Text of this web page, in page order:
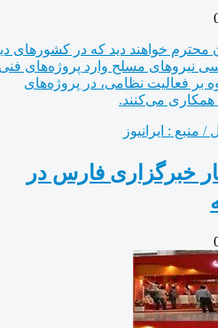
خواهند دید که در کشورهای دیگر
مسلح وارد پروژه‌های فنی -
نظامی، در پروژه‌های
می‌کنند.
: ایرانیوز
خبرگزاری فارس در